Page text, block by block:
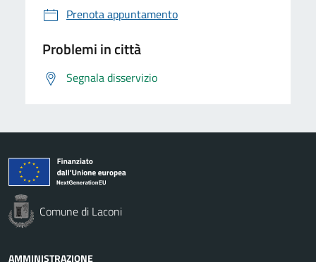
Prenota appuntamento
Problemi in città
Segnala disservizio
Comune di Laconi
AMMINISTRAZIONE